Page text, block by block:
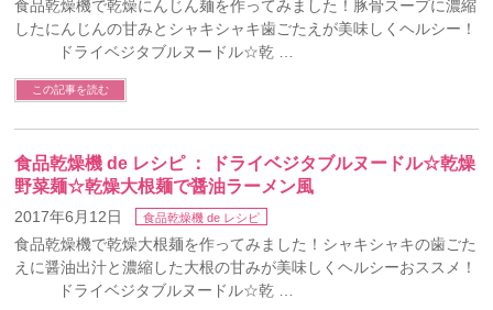
食品乾燥機で乾燥にんじん麺を作ってみました！豚骨スープに濃縮
したにんじんの甘みとシャキシャキ歯ごたえが美味しくヘルシー！
ドライベジタブルヌードル☆乾 …
この記事を読む
食品乾燥機 de レシピ ： ドライベジタブルヌードル☆乾燥
野菜麺☆乾燥大根麺で醤油ラーメン風
2017年6月12日 食品乾燥機 de レシピ
食品乾燥機で乾燥大根麺を作ってみました！シャキシャキの歯ごた
えに醤油出汁と濃縮した大根の甘みが美味しくヘルシーおススメ！
ドライベジタブルヌードル☆乾 …